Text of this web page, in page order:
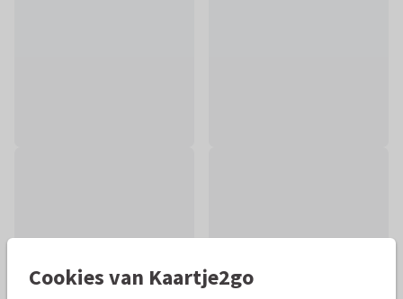
Cookies van Kaartje2go